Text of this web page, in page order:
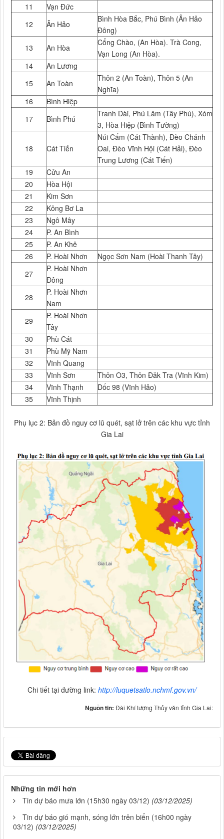
11
Vạn Đức
12
Ân Hảo
Bình Hòa Bắc, Phú Bình (Ân Hảo
Đông)
13
An Hòa
Cổng Chào, (An Hòa). Trà Cong,
Vạn Long (An Hòa).
14
An Lương
15
An Toàn
Thôn 2 (An Toàn), Thôn 5 (An
Nghĩa)
16
Bình Hiệp
17
Bình Phú
Tranh Dài, Phú Lâm (Tây Phú), Xóm
3, Hòa Hiệp (Bình Tường)
18 Cát Tiến
Núi Cấm (Cát Thành), Đèo Chánh
Oai, Đèo Vĩnh Hội (Cát Hải), Đèo
Trung Lương (Cát Tiến)
19
Cửu An
20
Hòa Hội
21
Kim Sơn
22
Kông Bơ La
23
Ngô Mây
24
P. An Bình
25
P. An Khê
26
P. Hoài Nhơn
Ngọc Sơn Nam (Hoài Thanh Tây)
27
P. Hoài Nhơn
Đông
28
P. Hoài Nhơn
Nam
29
P. Hoài Nhơn
Tây
30
Phù Cát
31
Phù Mỹ Nam
32
Vĩnh Quang
33
Vĩnh Sơn
Thôn O3, Thôn Đăk Tra (Vĩnh Kim)
34
Vĩnh Thạnh
Dốc 98 (Vĩnh Hảo)
35
Vĩnh Thịnh
Phụ lục 2: Bản đồ nguy cơ lũ quét, sạt lở trên các khu vực tỉnh
Gia Lai
Chi tiết tại đường link: http://luquetsatlo.nchmf.gov.vn/
Nguồn tin: Đài Khí tượng Thủy văn tỉnh Gia Lai:
Những tin mới hơn
Tin dự báo mưa lớn (15h30 ngày 03/12) (03/12/2025)
Tin dự báo gió mạnh, sóng lớn trên biển (16h00 ngày
03/12) (03/12/2025)